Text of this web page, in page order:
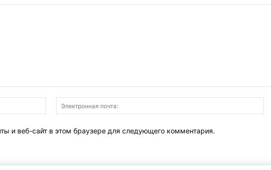
Имя:
и веб-сайт в этом браузере для следующего комментария.